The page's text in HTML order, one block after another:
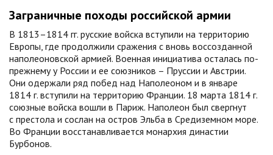
Заграничные походы российской армии
В 1813–1814 гг. русские войска вступили на территорию
Европы, где продолжили сражения с вновь воссозданной
наполеоновской армией. Военная инициатива осталась по-
прежнему у России и ее союзников – Пруссии и Австрии.
Они одержали ряд побед над Наполеоном и в январе
1814 г. вступили на территорию Франции. 18 марта 1814 г.
союзные войска вошли в Париж. Наполеон был свергнут
с престола и сослан на остров Эльба в Средиземном море.
Во Франции восстанавливается монархия династии
Бурбонов.